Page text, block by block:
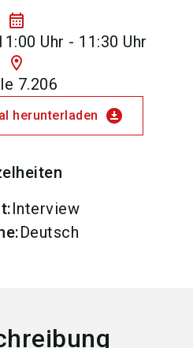
calendar_month
Uhr - 11:30 Uhr
location_on
7.206
herunterladen download_for_offline
:Interview
:Deutsch